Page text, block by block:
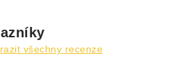
všechny recenze